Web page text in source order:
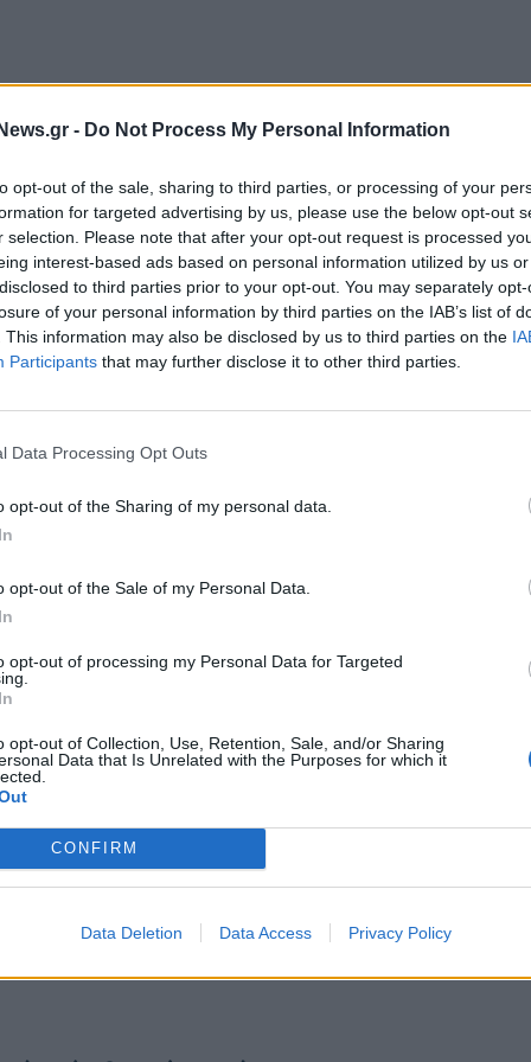
- Do Not Process My Personal Information
opt-out of the sale, sharing to third parties, or processing of your
for targeted advertising by us, please use the below opt-out
selection. Please note that after your opt-out request is processed
interest-based ads based on personal information utilized by us
to third parties prior to your opt-out. You may separately
of your personal information by third parties on the IAB’s list of
This information may also be disclosed by us to third parties on the
Participants that may further disclose it to other third parties.
Data Processing Opt Outs
opt-out of the Sharing of my personal data.
opt-out of the Sale of my Personal Data.
opt-out of processing my Personal Data for Targeted
opt-out of Collection, Use, Retention, Sale, and/or Sharing
Data that Is Unrelated with the Purposes for which it
CONFIRM
Data Deletion Data Access Privacy Policy
εργασίας. Για πρώτη φορά από τη
πλήρη απασχόληση, ποσοστό ανεργίας 3-4%»,
στο Πανεπιστήμιο του Φράιμπουργκ και
οικονομίας Λαρς Φελντ.
η έλλειψη εξειδικευμένου προσωπικού
η Ένωση αναμένει την πρόσληψη 550.000
ευγηρίας και παιδικούς σταθμούς.
ότι το 80% των μελών της καταγράφει
κλάδο. Σύμφωνα με την Υπηρεσία Απασχόλησης,
ημέρες προκειμένου να καλυφθεί μια θέση
και 171 ημέρες για θέση ελαιοχρωματιστή.
αυξήσεις θα είναι υψηλότερες από ό,τι κατά το
του Ινστιτούτου Οικονομικών Ερευνών Ifo του
δυναμικού θα οδηγήσει τους εργοδότες
να ικανοποιήσουν τις απαιτήσεις των